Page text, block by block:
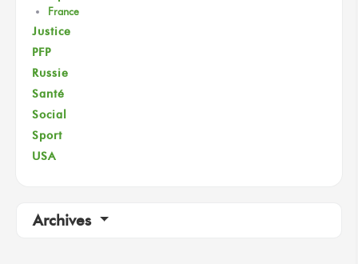
France
Justice
PFP
Russie
Santé
Social
Sport
USA
Archives